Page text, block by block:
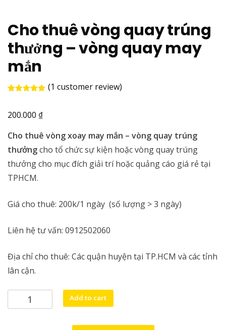
Cho thuê vòng quay trúng
thưởng – vòng quay may
mắn
based on
customer
(1 customer review)
200.000 ₫
Cho thuê vòng xoay may mắn – vòng quay trúng
thưởngcho tổ chức sự kiện hoặc vòng quay trúng
thưởng cho mục đích giải trí hoặc quảng cáo giá rẻ tại
TPHCM.
Giá cho thuê: 200k/1 ngày (số lượng > 3 ngày)
Liên hệ tư vấn: 0912502060
Địa chỉ cho thuê: Các quận huyện tại TP.HCM và các tỉnh
lân cận.
thuê
Add to cart